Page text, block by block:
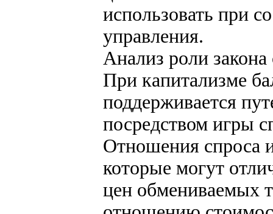
использовать при
управления.
Анализ роли
При капитализме
поддерживается
посредством игры
Отношения спроса
которые могут
цен обмениваемых